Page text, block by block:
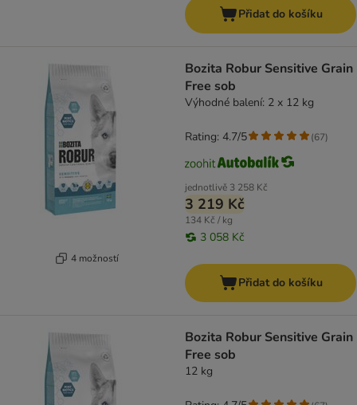
Přidat do košíku
4 možností
Bozita Robur Sensitive Grain
Free sob
Výhodné balení: 2 x 12 kg
jednotlivě 3 258 Kč
3 219 Kč
134 Kč / kg
3 058 Kč
Rating: 4.7/5 (67)
Přidat do košíku
Bozita Robur Sensitive Grain
Free sob
12 kg